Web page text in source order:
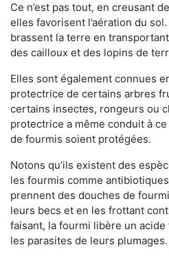
Ce n’est pas tout, en creusant
elles favorisent l’aération du
brassent la terre en
des cailloux et des lopins de
Elles sont également connues
protectrice de certains arbres
certains insectes, rongeurs ou
protectrice a même conduit à
de fourmis soient protégées.
Notons qu’ils existent des
les fourmis comme
prennent des douches de
leurs becs et en les frottant
faisant, la fourmi libère un
les parasites de leurs plumages.